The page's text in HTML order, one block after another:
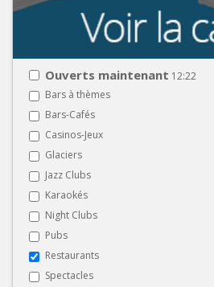
Ouverts maintenant 12:22
Bars à thèmes
Bars-Cafés
Casinos-Jeux
Glaciers
Jazz Clubs
Karaokés
Night Clubs
Pubs
Restaurants
Spectacles